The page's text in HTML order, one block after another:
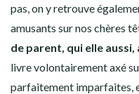
pas, on y retrouve
amusants sur nos chères
de parent, qui elle aussi,
livre volontairement axé
parfaitement imparfaites,